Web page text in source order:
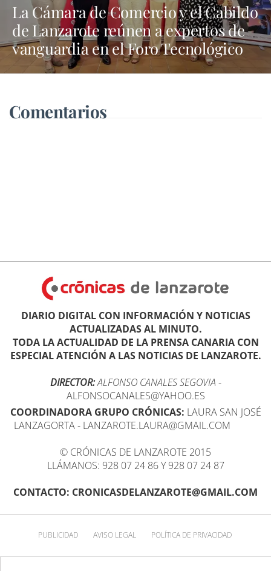
La Cámara de Comercio y el Cabildo
de Lanzarote reúnen a expertos de
vanguardia en el Foro Tecnológico
“Tech Nexus”
Comentarios
DIARIO DIGITAL CON INFORMACIÓN Y NOTICIAS
ACTUALIZADAS AL MINUTO.
TODA LA ACTUALIDAD DE LA PRENSA CANARIA CON
ESPECIAL ATENCIÓN A LAS NOTICIAS DE LANZAROTE.
DIRECTOR:ALFONSO CANALES SEGOVIA -
ALFONSOCANALES@YAHOO.ES
COORDINADORA GRUPO CRÓNICAS: LAURA SAN JOSÉ
LANZAGORTA - LANZAROTE.LAURA@GMAIL.COM
© CRÓNICAS DE LANZAROTE 2015
LLÁMANOS: 928 07 24 86 Y 928 07 24 87
CONTACTO: CRONICASDELANZAROTE@GMAIL.COM
PUBLICIDAD AVISO LEGAL POLÍTICA DE PRIVACIDAD